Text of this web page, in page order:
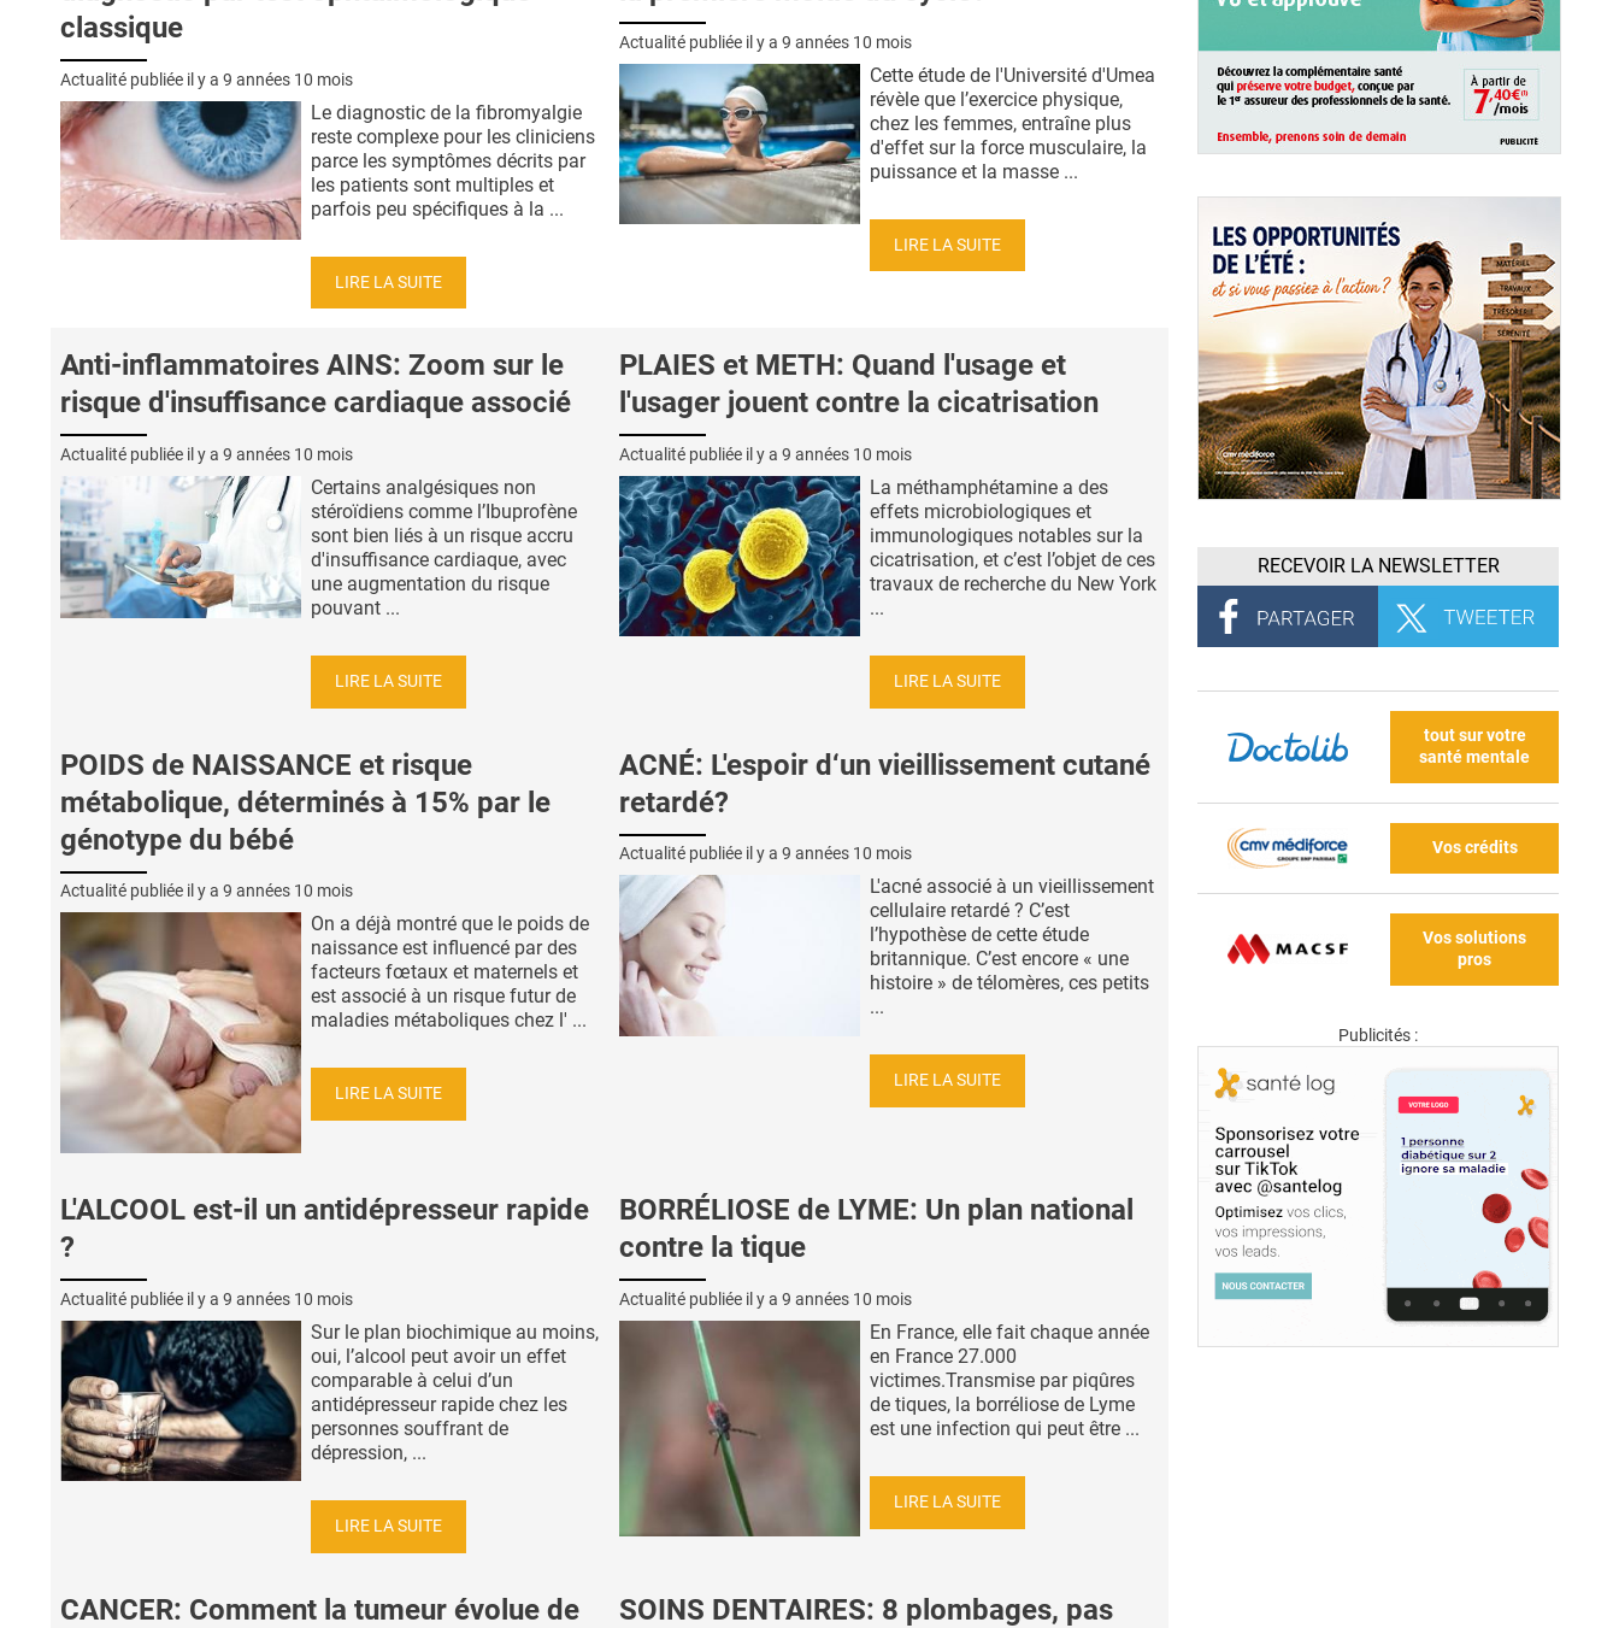
classique
Actualité publiée il y a 9 années 10 mois
Le diagnostic de la fibromyalgie
reste complexe pour les cliniciens
parce les symptômes décrits par
les patients sont multiples et
parfois peu spécifiques à la ...
LIRE LA SUITE
Actualité publiée il y a 9 années 10 mois
Cette étude de l'Université d'Umea
révèle que l’exercice physique,
chez les femmes, entraîne plus
d'effet sur la force musculaire, la
puissance et la masse ...
LIRE LA SUITE
Anti-inflammatoires AINS: Zoom sur le
risque d'insuffisance cardiaque associé
Actualité publiée il y a 9 années 10 mois
Certains analgésiques non
stéroïdiens comme l’Ibuprofène
sont bien liés à un risque accru
d'insuffisance cardiaque, avec
une augmentation du risque
pouvant ...
LIRE LA SUITE
PLAIES et METH: Quand l'usage et
l'usager jouent contre la cicatrisation
Actualité publiée il y a 9 années 10 mois
La méthamphétamine a des
effets microbiologiques et
immunologiques notables sur la
cicatrisation, et c’est l’objet de ces
travaux de recherche du New York
...
LIRE LA SUITE
POIDS de NAISSANCE et risque
métabolique, déterminés à 15% par le
génotype du bébé
Actualité publiée il y a 9 années 10 mois
On a déjà montré que le poids de
naissance est influencé par des
facteurs fœtaux et maternels et
est associé à un risque futur de
maladies métaboliques chez l' ...
LIRE LA SUITE
ACNÉ: L'espoir d‘un vieillissement cutané
retardé?
Actualité publiée il y a 9 années 10 mois
L'acné associé à un vieillissement
cellulaire retardé ? C’est
l’hypothèse de cette étude
britannique. C’est encore « une
histoire » de télomères, ces petits
...
LIRE LA SUITE
L'ALCOOL est-il un antidépresseur rapide
?
Actualité publiée il y a 9 années 10 mois
Sur le plan biochimique au moins,
oui, l’alcool peut avoir un effet
comparable à celui d’un
antidépresseur rapide chez les
personnes souffrant de
dépression, ...
LIRE LA SUITE
BORRÉLIOSE de LYME: Un plan national
contre la tique
Actualité publiée il y a 9 années 10 mois
En France, elle fait chaque année
en France 27.000
victimes.Transmise par piqûres
de tiques, la borréliose de Lyme
est une infection qui peut être ...
LIRE LA SUITE
CANCER: Comment la tumeur évolue de
SOINS DENTAIRES: 8 plombages, pas
RECEVOIR LA NEWSLETTER
tout sur votre
santé mentale
Vos crédits
Vos solutions
pros
Publicités :